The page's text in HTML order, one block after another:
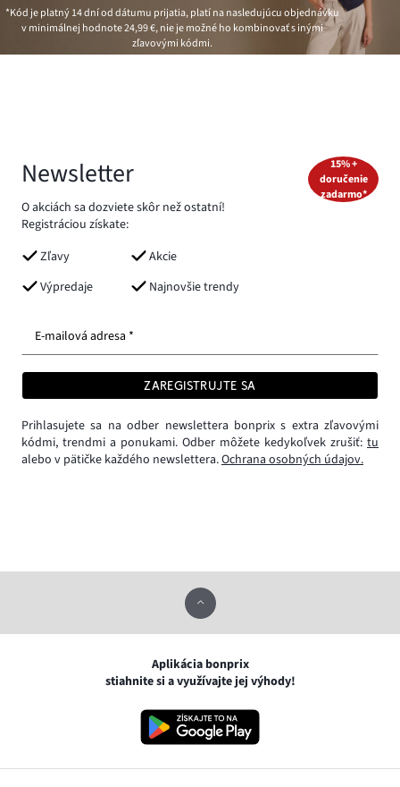
*Kód je platný 14 dní od dátumu prijatia, platí na nasledujúcu objednávku
v minimálnej hodnote24,99 €, nie je možné ho kombinovať s inými
zľavovými kódmi.
Newsletter
O akciách sa dozviete skôr než ostatní!
Registráciou získate:
Zľavy
Akcie
Výpredaje
Najnovšie trendy
15% +
doručenie
zadarmo*
E-mailová adresa *
ZAREGISTRUJTE SA
Prihlasujete sa na odber newslettera bonprix s extra zľavovými
kódmi, trendmi a ponukami. Odber môžete kedykoľvek zrušiť: tu
alebo v pätičke každého newslettera.Ochrana osobných údajov.
Aplikácia bonprix
stiahnite si a využívajte jej výhody!